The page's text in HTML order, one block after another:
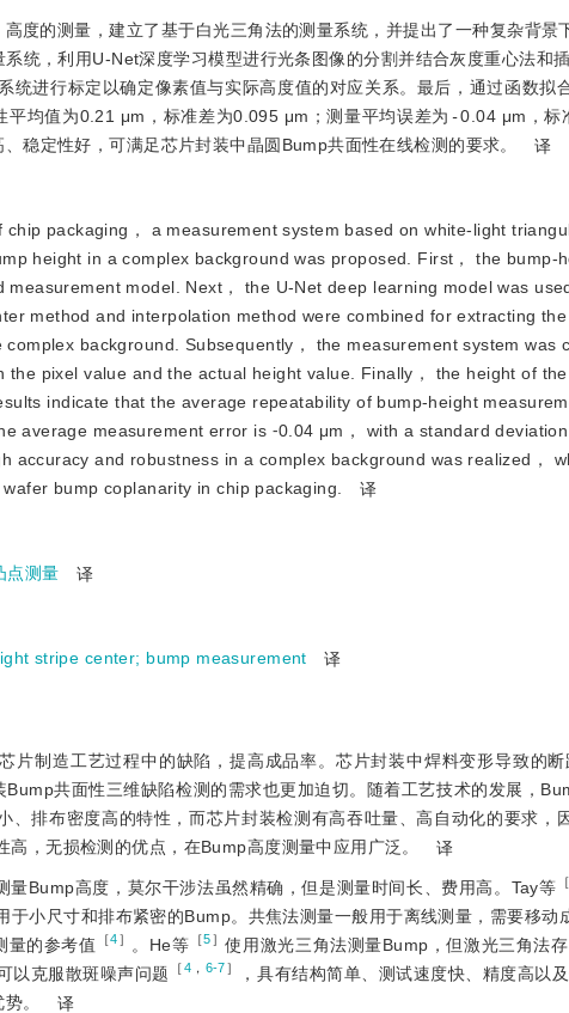
度的测量，建立了基于白光三角法的测量系统，并提出了一种复杂背景
统，利用U-Net深度学习模型进行光条图像的分割并结合灰度重心法和
统进行标定以确定像素值与实际高度值的对应关系。最后，通过函数拟
平均值为0.21 μm，标准差为0.095 μm；测量平均误差为 -0.04 μm，标
稳定性好，可满足芯片封装中晶圆Bump共面性在线检测的要求。
译
packaging， a measurement system based on white-light
height in a complex background was proposed. First， the bump-
model. Next， the U-Net deep learning model was
method and interpolation method were combined for extracting
background. Subsequently， the measurement system was
the pixel value and the actual height value. Finally， the height of
indicate that the average repeatability of bump-height
average measurement error is ⁃0.04 μm， with a standard
accuracy and robustness in a complex background was realized，
bump coplanarity in chip packaging.
译
点测量 译
stripe center; bump measurement 译
片制造工艺过程中的缺陷，提高成品率。芯片封装中焊料变形导致的
Bump共面性三维缺陷检测的需求也更加迫切。随着工艺技术的发展，
、排布密度高的特性，而芯片封装检测有高吞吐量、高自动化的要求，
，无损检测的优点，在Bump高度测量中应用广泛。
译
量Bump高度，莫尔干涉法虽然精确，但是测量时间长、费用高。Tay等
于小尺寸和排布紧密的Bump。共焦法测量一般用于离线测量，需要移动
量的参考值
［4］ 。He等 ［5］ 使用激光三角法测量Bump，但激光三角法
以克服散斑噪声问题
［4， 6-7］
，具有结构简单、测试速度快、精度高以
。
译